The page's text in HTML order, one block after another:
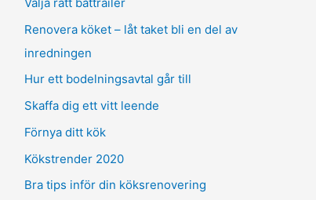
Renovera köket – låt taket bli en del av
inredningen
Hur ett bodelningsavtal går till
Skaffa dig ett vitt leende
Förnya ditt kök
Kökstrender 2020
Bra tips inför din köksrenovering